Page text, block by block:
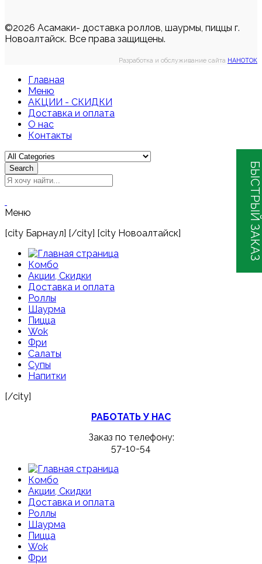
©2026 Асамаки- доставка роллов, шаурмы, пиццы г.
Новоалтайск. Все права защищены.
Разработка и обслуживание сайта НАНОТОК
Главная
Меню
АКЦИИ - СКИДКИ
Доставка и оплата
О нас
Контакты
Search БЫСТРЫЙ ЗАКАЗ
Меню
[city Барнаул] [/city] [city Новоалтайск]
Комбо
Акции, Скидки
Доставка и оплата
Роллы
Шаурма
Пицца
Wok
Фри
Салаты
Супы
Напитки
[/city]
РАБОТАТЬ У НАС
Заказ по телефону:
57-10-54
Комбо
Акции, Скидки
Доставка и оплата
Роллы
Шаурма
Пицца
Wok
Фри